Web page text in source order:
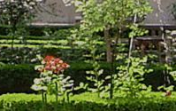
▾
▾
et comment nous
d'administration
▴▾